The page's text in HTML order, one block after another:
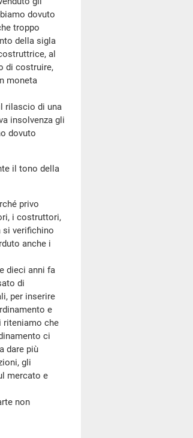
dovuto
troppo
della sigla
al
di costruire,
moneta
rilascio di una
insolvenza gli
dovuto
il tono della
privo
i costruttori,
si verifichino
anche i
dieci anni fa
di
per inserire
e
riteniamo che
ci
dare più
gli
mercato e
non